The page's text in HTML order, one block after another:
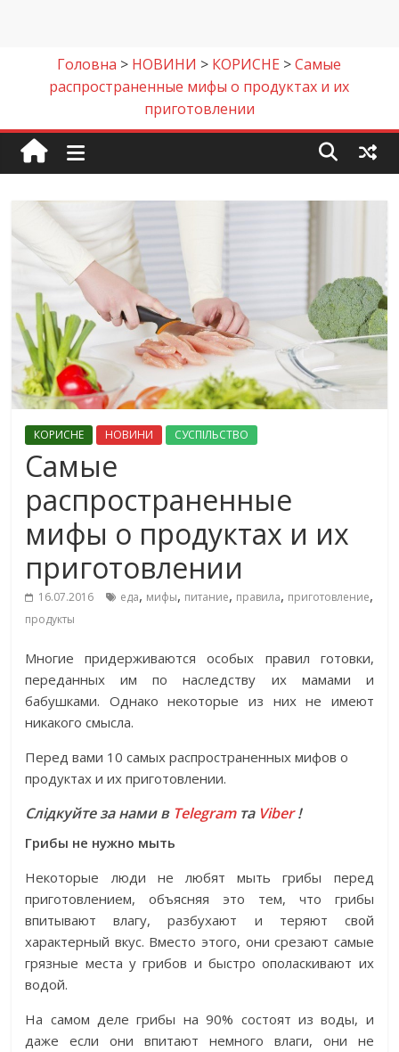
Головна > НОВИНИ > КОРИСНЕ >Самые
распространенные мифы о продуктах и их
приготовлении
КОРИСНЕ НОВИНИ СУСПІЛЬСТВО
Самые
распространенные
мифы о продуктах и их
приготовлении
16.07.2016 еда, мифы, питание, правила, приготовление,
продукты
Многие придерживаются особых правил готовки,
переданных им по наследству их мамами и
бабушками. Однако некоторые из них не имеют
никакого смысла.
Перед вами 10 самых распространенных мифов о
продуктах и их приготовлении.
Слідкуйте за нами в Telegramта Viber!
Грибы не нужно мыть
Некоторые люди не любят мыть грибы перед
приготовлением, объясняя это тем, что грибы
впитывают влагу, разбухают и теряют свой
характерный вкус. Вместо этого, они срезают самые
грязные места у грибов и быстро ополаскивают их
водой.
На самом деле грибы на 90% состоят из воды, и
даже если они впитают немного влаги, они не